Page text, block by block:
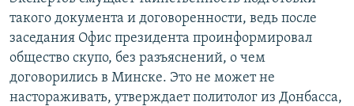
такого документа и договоренности, ведь после
заседания Офис президента проинформировал
общество скупо, без разъяснений, о чем
договорились в Минске. Это не может не
настораживать, утверждает политолог из Донбасса,